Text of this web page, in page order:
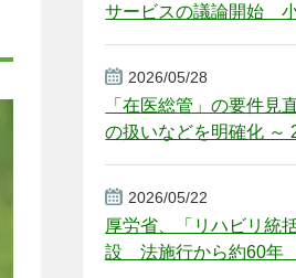
サービスの議論開始
2026/05/28
「在医総管」の要件見
の扱いなどを明確化 ～
2026/05/22
厚労省、「リハビリ統
設 法施行から約60年